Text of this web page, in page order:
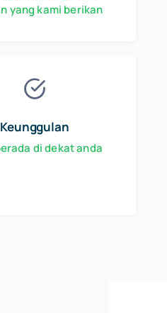
yang kami berikan
Keunggulan
di dekat anda